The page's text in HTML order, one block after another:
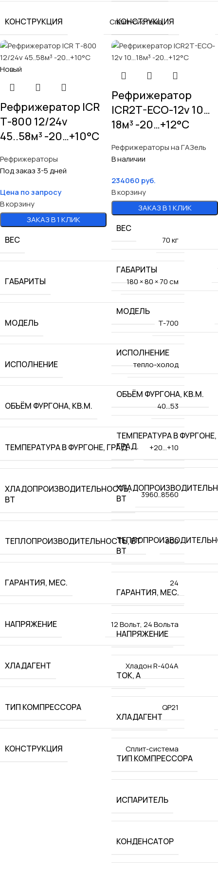
КОНСТРУКЦИЯ Сплит-система
КОНСТРУКЦИЯ
Новый
Рефрижератор ICR
Т-800 12/24v
45..58м³ -20…+10°C
Рефрижераторы
Под заказ 3-5 дней
Цена по запросу
В корзину
ЗАКАЗ В 1 КЛИК
ВЕС 70 кг
ГАБАРИТЫ 180 × 80 × 70 см
МОДЕЛЬ T-700
ИСПОЛНЕНИЕ тепло-холод
ОБЪЁМ ФУРГОНА, КВ.М. 40…53
ТЕМПЕРАТУРА В ФУРГОНЕ, ГРАД. +20…+10
ХЛАДОПРОИЗВОДИТЕЛЬНОСТЬ,
ВТ
3960..8560
ТЕПЛОПРОИЗВОДИТЕЛЬНОСТЬ, ВТ 800
ГАРАНТИЯ, МЕС. 24
НАПРЯЖЕНИЕ 12 Вольт, 24 Вольта
ХЛАДАГЕНТ Хладон R-404A
ТИП КОМПРЕССОРА QP21
КОНСТРУКЦИЯ Сплит-система
Рефрижератор
ICR2T-ECO-12v 10…
18м³ -20…+12°C
Рефрижераторы на ГАЗель
В наличии
234060 руб.
В корзину
ЗАКАЗ В 1 КЛИК
ВЕС
ГАБАРИТЫ
МОДЕЛЬ
ИСПОЛНЕНИЕ
ОБЪЁМ ФУРГОНА, КВ.М.
ТЕМПЕРАТУРА В ФУРГОНЕ,
ГРАД.
ВТ
ВТ
ГАРАНТИЯ, МЕС.
НАПРЯЖЕНИЕ
ТОК, А
ХЛАДАГЕНТ
ТИП КОМПРЕССОРА
ИСПАРИТЕЛЬ
КОНДЕНСАТОР